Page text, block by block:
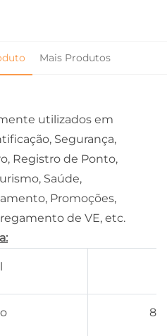
Mais Produtos
utilizados em
Segurança,
Registro de Ponto,
Saúde,
Promoções,
de VE, etc.